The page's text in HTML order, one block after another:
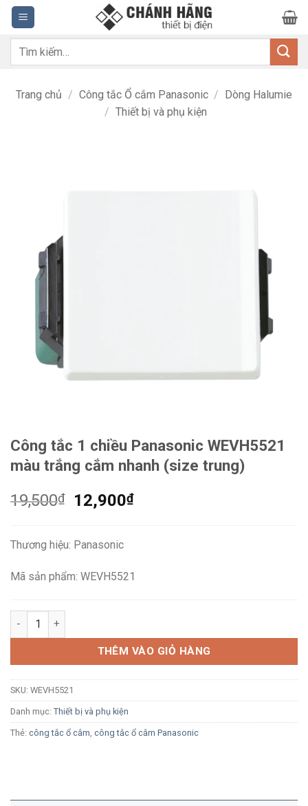
Bỏ
qua
nội
dung
Tìm
Trang chủ / Công tắc Ổ cắm Panasonic / Dòng Halumie
/ Thiết bị và phụ kiện
Công tắc 1 chiều Panasonic WEVH5521
màu trắng cắm nhanh (size trung)
19,500₫
Giá
19,500₫.
12,900₫Giá
Thương hiệu: Panasonic
Mã sản phẩm: WEVH5521
Công tắc 1 chiều Panasonic WEVH5521 màu trắng cắm
THÊM VÀO GIỎ HÀNG
SKU: WEVH5521
Danh mục: Thiết bị và phụ kiện
Thẻ: công tắc ổ cắm công tắc ổ cắm Panasonic